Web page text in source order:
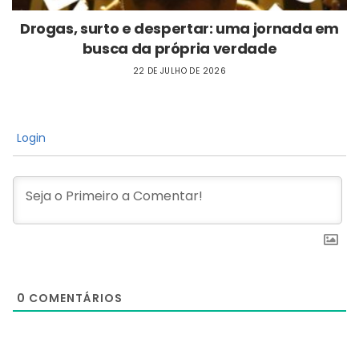
Drogas, surto e despertar: uma jornada em
busca da própria verdade
22 DE JULHO DE 2026
Login
0 COMENTÁRIOS